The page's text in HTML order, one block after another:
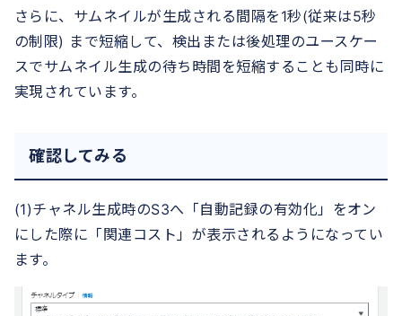
さらに、サムネイルが生成される間隔を1秒(従来は5秒
の制限) まで短縮して、検出または後処理のユースケー
スでサムネイル生成の待ち時間を短縮することも同時に
実現されています。
確認してみる
(1)チャネル生成時のS3へ「自動記録の有効化」をオン
にした際に「関連コスト」が表示されるようになってい
ます。